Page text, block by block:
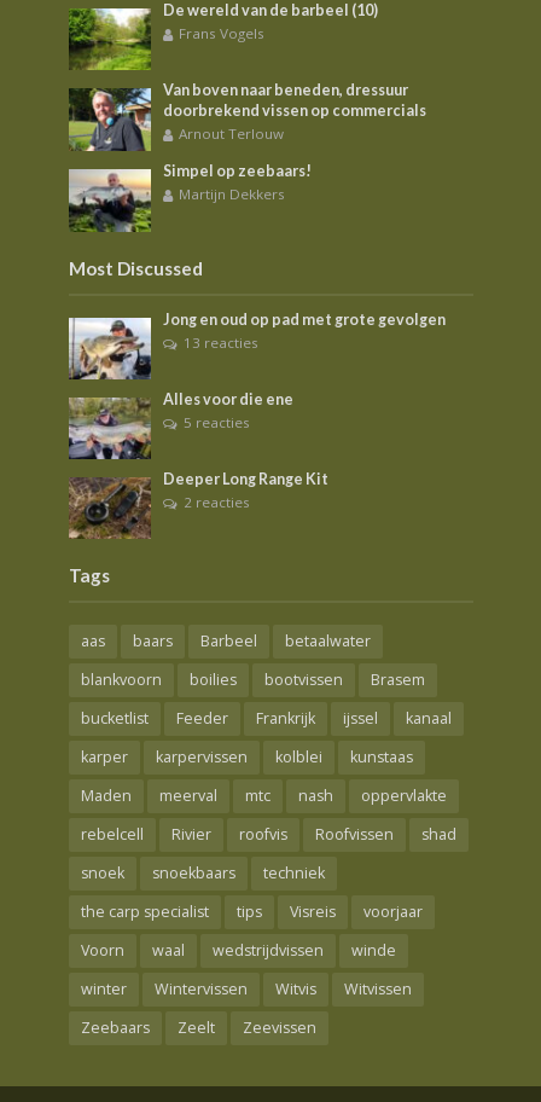
De wereld van de barbeel (10)
Frans Vogels
Van boven naar beneden, dressuur
doorbrekend vissen op commercials
Arnout Terlouw
Simpel op zeebaars!
Martijn Dekkers
Most Discussed
Jong en oud op pad met grote gevolgen
13 reacties
Alles voor die ene
5 reacties
Deeper Long Range Kit
2 reacties
Tags
aas baars Barbeel
betaalwater
blankvoorn
boilies bootvissen
Brasem
bucketlist
Feeder Frankrijk ijssel
kanaal
karper
karpervissen kolblei
kunstaas
Maden
meerval mtc nash
oppervlakte
rebelcell
Rivier roofvis Roofvissen
shad
snoek
snoekbaars
techniek
the carp specialist
tips Visreis
voorjaar
Voorn
waal wedstrijdvissen
winde
winter
Wintervissen Witvis
Witvissen
Zeebaars
Zeelt Zeevissen